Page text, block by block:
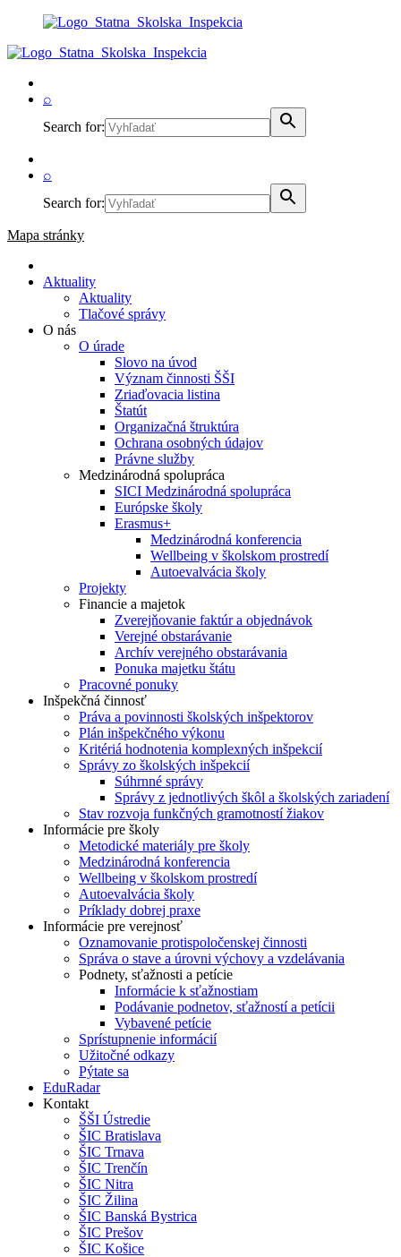
⌕
Search for:
⌕
Search for:
Mapa stránky
Aktuality
Aktuality
Tlačové správy
O nás
O úrade
Slovo na úvod
Význam činnosti ŠŠI
Zriaďovacia listina
Štatút
Organizačná štruktúra
Ochrana osobných údajov
Právne služby
Medzinárodná spolupráca
SICI Medzinárodná spolupráca
Európske školy
Erasmus+
Medzinárodná konferencia
Wellbeing v školskom prostredí
Autoevalvácia školy
Projekty
Financie a majetok
Zverejňovanie faktúr a objednávok
Verejné obstarávanie
Archív verejného obstarávania
Ponuka majetku štátu
Pracovné ponuky
Inšpekčná činnosť
Práva a povinnosti školských inšpektorov
Plán inšpekčného výkonu
Kritériá hodnotenia komplexných inšpekcií
Správy zo školských inšpekcií
Súhrnné správy
Správy z jednotlivých škôl a školských zariadení
Stav rozvoja funkčných gramotností žiakov
Informácie pre školy
Metodické materiály pre školy
Medzinárodná konferencia
Wellbeing v školskom prostredí
Autoevalvácia školy
Príklady dobrej praxe
Informácie pre verejnosť
Oznamovanie protispoločenskej činnosti
Správa o stave a úrovni výchovy a vzdelávania
Podnety, sťažnosti a petície
Informácie k sťažnostiam
Podávanie podnetov, sťažností a petícii
Vybavené petície
Sprístupnenie informácií
Užitočné odkazy
Pýtate sa
EduRadar
Kontakt
ŠŠI Ústredie
ŠIC Bratislava
ŠIC Trnava
ŠIC Trenčín
ŠIC Nitra
ŠIC Žilina
ŠIC Banská Bystrica
ŠIC Prešov
ŠIC Košice